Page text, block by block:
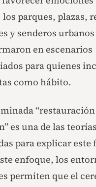
los parques, plazas,
y senderos urbanos
en escenarios
para quienes
como hábito.
es una de las
para explicar este
enfoque, los
permiten que el